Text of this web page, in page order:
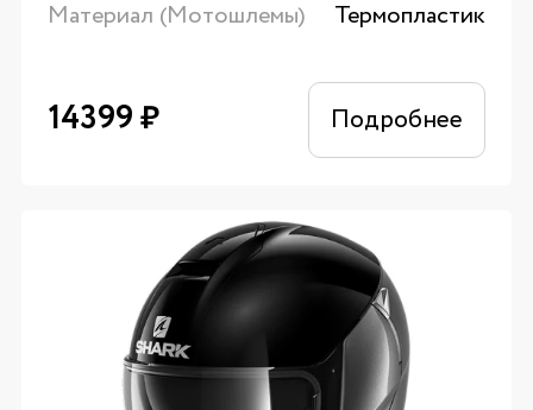
Материал (Мотошлемы) Термопластик
14399₽ Подробнее